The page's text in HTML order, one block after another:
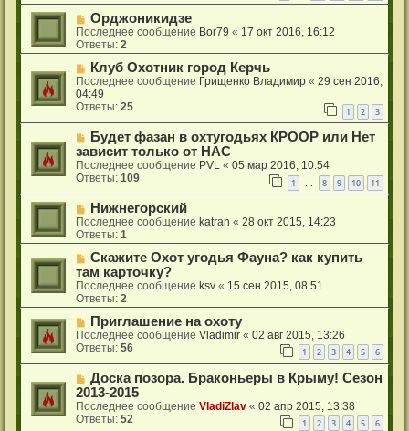
Орджоникидзе
Последнее сообщение Bor79 « 17 окт 2016, 16:12
Ответы:2
Клуб Охотник город Керчь
Последнее сообщение Грищенко Владимир «29 сен 2016,
04:49
Ответы:25 1 2 3
Будет фазан в охтугодьях КРООР или Нет
зависит только от НАС
Последнее сообщение PVL «05 мар 2016, 10:54
Ответы:109 1 8 9 10 11
Нижнегорский
Последнее сообщениеkatran «28 окт 2015, 14:23
Ответы:1
Скажите Охот угодья Фауна? как купить
там карточку?
Последнее сообщениеksv « 15 сен 2015, 08:51
Ответы:2
Приглашение на охоту
Последнее сообщениеVladimir «02 авг 2015, 13:26
Ответы:56 1 2 3 4 5 6
Доска позора. Браконьеры в Крыму! Сезон
2013-2015
Последнее сообщениеVladiZlav «02 апр 2015, 13:38
Ответы:52 1 2 3 4 5 6